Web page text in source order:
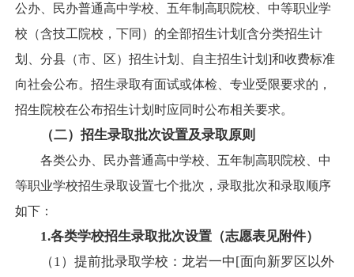
公办、民办普通高中学校、五年制高职院校、中等职业学
校（含技工院校，下同）的全部招生计划[含分类招生计
划、分县（市、区）招生计划、自主招生计划]和收费标准
向社会公布。招生录取有面试或体检、专业受限要求的，
招生院校在公布招生计划时应同时公布相关要求。
（二）招生录取批次设置及录取原则
各类公办、民办普通高中学校、五年制高职院校、中
等职业学校招生录取设置七个批次，录取批次和录取顺序
如下：
1.各类学校招生录取批次设置（志愿表见附件）
（1）提前批录取学校 ：龙岩一中 [面向新罗区以外